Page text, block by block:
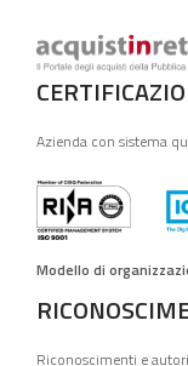
Azienda con sistema
Modello di
Riconoscimenti e